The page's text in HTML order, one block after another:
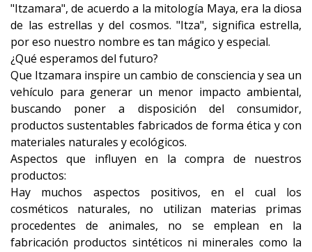
"Itzamara", de acuerdo a la mitología Maya, era la diosa
de las estrellas y del cosmos. "Itza", significa estrella,
por eso nuestro nombre es tan mágico y especial.
¿Qué esperamos del futuro?
Que Itzamara inspire un cambio de consciencia y sea un
vehículo para generar un menor impacto ambiental,
buscando poner a disposición del consumidor,
productos sustentables fabricados de forma ética y con
materiales naturales y ecológicos.
Aspectos que influyen en la compra de nuestros
productos:
Hay muchos aspectos positivos, en el cual los
cosméticos naturales, no utilizan materias primas
procedentes de animales, no se emplean en la
fabricación productos sintéticos ni minerales como la